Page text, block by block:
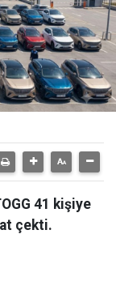
41 kişiye
çekti.